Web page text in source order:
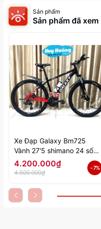
Sản phẩm
Sản phẩm đã xem
Xe Đạp Galaxy Bm725
Vành 27'5 shimano 24 số
tốc độ
4.200.000₫
4.500.000₫
- 7%